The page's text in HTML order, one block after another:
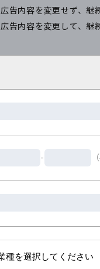
広告内容を変更せず、継
広告内容を変更して、継
-